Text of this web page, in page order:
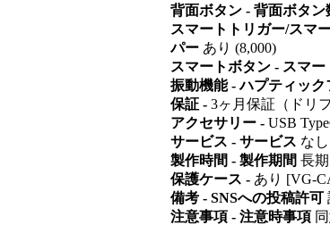
背面ボタン - 背面ボタン
スマートトリガー/スマ
パー あり (8,000)
スマートボタン - スマー
振動機能 - ハプティッ
保証 -3ヶ月保証（ドリ
アクセサリー -USB
サービス - サービス なし
製作時間 - 製作期間 長
保護ケース - あり [VG-
備考 - SNSへの投稿許可
注意事項 - 注意時事項